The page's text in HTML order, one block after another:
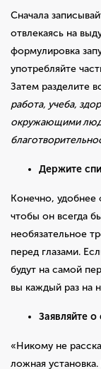
Сначала
отвлекаясь на
формулировка
употребляйте
Затем разделите
работа, учеба,
окружающими
Держите
Конечно, удобнее
чтобы он всегда
необязательное
перед глазами.
будут на самой
вы каждый раз на
Заявляйте
«Никому не
ложная